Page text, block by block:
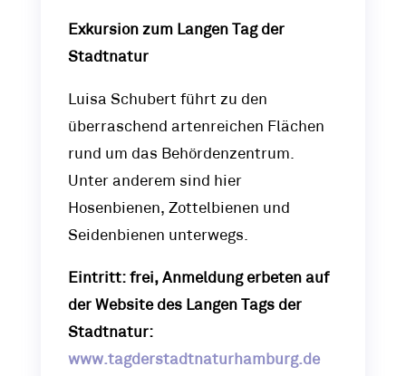
Exkursion zum Langen Tag der
Stadtnatur
Luisa Schubert führt zu den
überraschend artenreichen Flächen
rund um das Behördenzentrum.
Unter anderem sind hier
Hosenbienen, Zottelbienen und
Seidenbienen unterwegs.
Eintritt: frei, Anmeldung erbeten auf
der Website des Langen Tags der
Stadtnatur:
www.tagderstadtnaturhamburg.de